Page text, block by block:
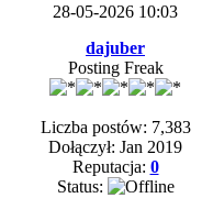
28-05-2026 10:03
dajuber
Posting Freak
Liczba postów: 7,383
Dołączył: Jan 2019
Reputacja: 0
Status: